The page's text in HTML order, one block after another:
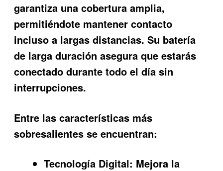
garantiza una cobertura amplia,
permitiéndote mantener contacto
incluso a largas distancias. Su batería
de larga duración asegura que estarás
conectado durante todo el día sin
interrupciones.
Entre las características más
sobresalientes se encuentran:
Tecnología Digital: Mejora la